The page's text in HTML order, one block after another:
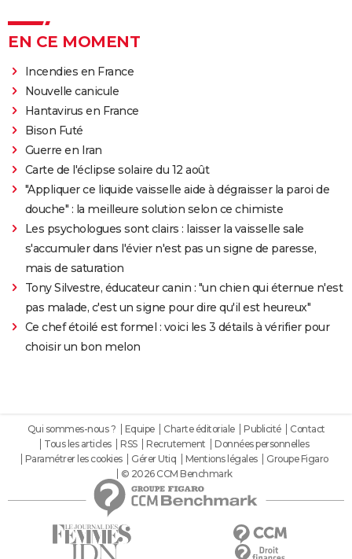
EN CE MOMENT
Incendies en France
Nouvelle canicule
Hantavirus en France
Bison Futé
Guerre en Iran
Carte de l'éclipse solaire du 12 août
"Appliquer ce liquide vaisselle aide à dégraisser la paroi de
douche" : la meilleure solution selon ce chimiste
Les psychologues sont clairs : laisser la vaisselle sale
s'accumuler dans l'évier n'est pas un signe de paresse,
mais de saturation
Tony Silvestre, éducateur canin : "un chien qui éternue n'est
pas malade, c'est un signe pour dire qu'il est heureux"
Ce chef étoilé est formel : voici les 3 détails à vérifier pour
choisir un bon melon
Qui sommes-nous ? Equipe Charte éditoriale Publicité
Contact
Tous les articles
RSS Recrutement
Données personnelles
Paramétrer les cookies
Gérer Utiq Mentions légales
Groupe Figaro
© 2026 CCM Benchmark